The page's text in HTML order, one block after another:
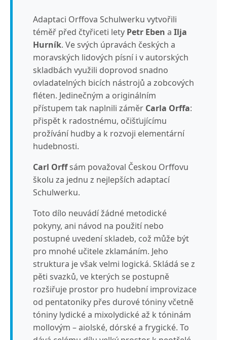
Adaptaci Orffova Schulwerku vytvořili
téměř před čtyřiceti lety Petr Eben a Ilja
Hurník. Ve svých úpravách českých a
moravských lidových písní i v autorských
skladbách využili doprovod snadno
ovladatelných bicích nástrojů a zobcových
fléten. Jedinečným a originálním
přístupem tak naplnili záměr Carla Orffa:
přispět k radostnému, očišťujícímu
prožívání hudby a k rozvoji elementární
hudebnosti.
Carl Orffsám považoval Českou Orffovu
školu za jednu z nejlepších adaptací
Schulwerku.
Toto dílo neuvádí žádné metodické
pokyny, ani návod na použití nebo
postupné uvedení skladeb, což může být
pro mnohé učitele zklamáním. Jeho
struktura je však velmi logická. Skládá se z
pěti svazků, ve kterých se postupně
rozšiřuje prostor pro hudební improvizace
od pentatoniky přes durové tóniny včetně
tóniny lydické a mixolydické až k tóninám
mollovým – aiolské, dórské a frygické. To